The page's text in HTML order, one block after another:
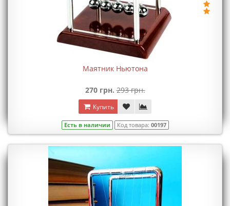
Маятник Ньютона
270 грн. 293 грн.
Купить
Есть в наличии Код товара: 00197